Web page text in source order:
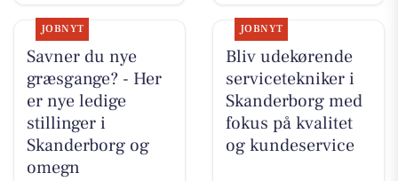
JOBNYT
Savner du nye
græsgange? - Her
er nye ledige
stillinger i
Skanderborg og
omegn
JOBNYT
Bliv udekørende
servicetekniker i
Skanderborg med
fokus på kvalitet
og kundeservice